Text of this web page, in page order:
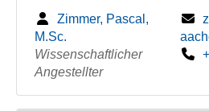
Zimmer, Pascal,
M.Sc.
Wissenschaftlicher
Angestellter